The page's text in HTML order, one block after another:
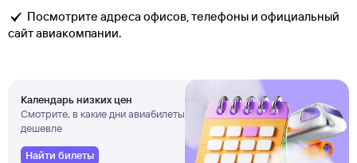
Посмотрите адреса офисов, телефоны и официальный
сайт авиакомпании.
Календарь низких цен
Смотрите, в какие дни авиабилеты
дешевле
Найти билеты